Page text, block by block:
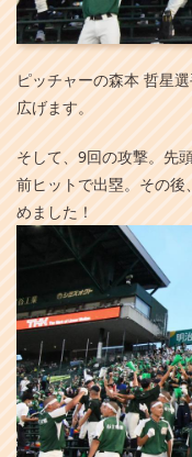
ピッチャーの森本 哲星
広げます。
そして、9回の攻撃。先
前ヒットで出塁。その後
めました！